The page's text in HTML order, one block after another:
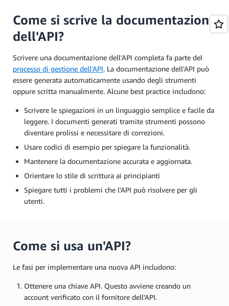
Come si scrive la documentazione
dell'API?
Scrivere una documentazione dell'API completa fa parte del
processo di gestione dell'API. La documentazione dell'API può
essere generata automaticamente usando degli strumenti
oppure scritta manualmente. Alcune best practice includono:
Scrivere le spiegazioni in un linguaggio semplice e facile da
leggere. I documenti generati tramite strumenti possono
diventare prolissi e necessitare di correzioni.
Usare codici di esempio per spiegare la funzionalità.
Mantenere la documentazione accurata e aggiornata.
Orientare lo stile di scrittura ai principianti
Spiegare tutti i problemi che l'API può risolvere per gli
utenti.
Come si usa un'API?
Le fasi per implementare una nuova API includono:
Ottenere una chiave API. Questo avviene creando un
account verificato con il fornitore dell'API.